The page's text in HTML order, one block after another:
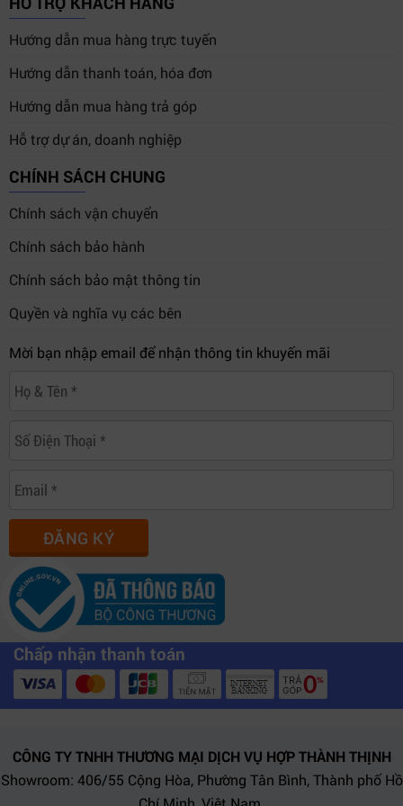
Điểm nổi bật của thiết bị là hỗ trợ codec Blackmagic
IP10 giúp tối ưu băng thông khi chuyển đổi tín hiệu
12G-SDI sang IP 10G.
Khả năng hỗ trợ HDR với HLG và PQ giúp hệ thống trình
chiếu duy trì chất lượng màu sắc chuyên nghiệp. Thiết
2020 phục vụ các tiêu chuẩn sản xuất video hiện đại.
04 và IS-05,Blackmagic 2110 IP Presentation
Converterdễ dàng đồng bộ hóa và quản lý trong các hệ
thống IP Broadcast quy mô lớn.
chiếu 4K tốc độ cao cho studio và hội nghị chuyên nghiệp.
Hướng dẫn mua hàng trực tuyến
Hướng dẫn thanh toán, hóa đơn
Hướng dẫn mua hàng trả góp
Hỗ trợ dự án, doanh nghiệp
CHÍNH SÁCH CHUNG
Chính sách vận chuyển
Chính sách bảo hành
Chính sách bảo mật thông tin
Quyền và nghĩa vụ các bên
Mời bạn nhập email để nhận thông tin khuyến mãi
ĐĂNG KÝ
Chấp nhận thanh toán
CÔNG TY TNHH THƯƠNG MẠI DỊCH VỤ HỢP THÀNH THỊNH
Showroom: 406/55 Cộng Hòa, Phường Tân Bình, Thành phố Hồ